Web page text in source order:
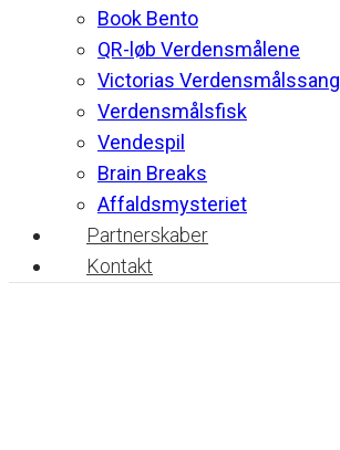
Book Bento
QR-løb Verdensmålene
Victorias Verdensmålssang
Verdensmålsfisk
Vendespil
Brain Breaks
Affaldsmysteriet
Partnerskaber
Kontakt